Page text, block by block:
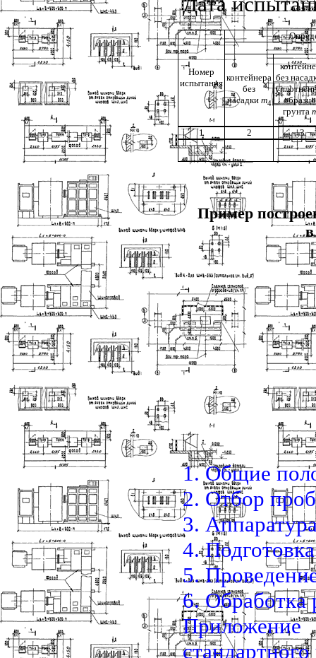
Номер
испытания
контейнера
без
насадки m4
без
грунта
1
2 3
Пример
1. Общие
2. Отбор
3.
4.
5.
6. Обработка